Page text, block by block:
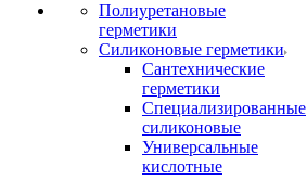
Полиуретановые
герметики
Силиконовые герметики
Сантехнические
герметики
Специализированные
силиконовые
Универсальные
кислотные